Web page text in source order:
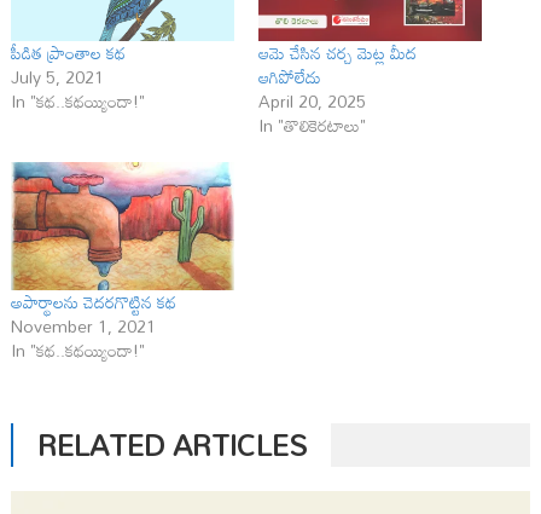
పీడిత ప్రాంతాల కథ
July 5, 2021
In "కథ..కథయ్యిందా!"
ఆమె చేసిన చర్చ మెట్ల మీద
ఆగిపోలేదు
April 20, 2025
In "తొలికెరటాలు"
అపార్థాల‌ను చెదరగొట్టిన కథ
November 1, 2021
In "కథ..కథయ్యిందా!"
RELATED ARTICLES